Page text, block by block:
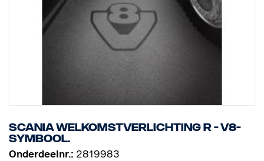
Scania welkomstverlichting R - V8-
symbool.
Onderdeelnr.: 2819983